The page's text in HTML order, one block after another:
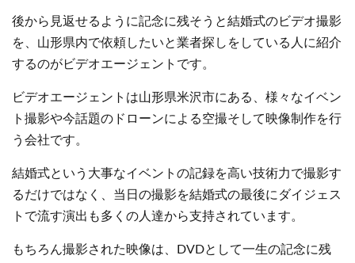
後から見返せるように記念に残そうと結婚式のビデオ撮影
を、山形県内で依頼したいと業者探しをしている人に紹介
するのがビデオエージェントです。
ビデオエージェントは山形県米沢市にある、様々なイベン
ト撮影や今話題のドローンによる空撮そして映像制作を行
う会社です。
結婚式という大事なイベントの記録を高い技術力で撮影す
るだけではなく、当日の撮影を結婚式の最後にダイジェス
トで流す演出も多くの人達から支持されています。
もちろん撮影された映像は、DVDとして一生の記念に残